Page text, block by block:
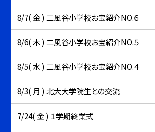
8/7( 金 ) 二風谷小学校お宝紹介NO.６
8/6( 木 ) 二風谷小学校お宝紹介NO.５
8/5( 水 ) 二風谷小学校お宝紹介NO.４
8/3( 月 ) 北大大学院生との交流
7/24( 金 ) １学期終業式